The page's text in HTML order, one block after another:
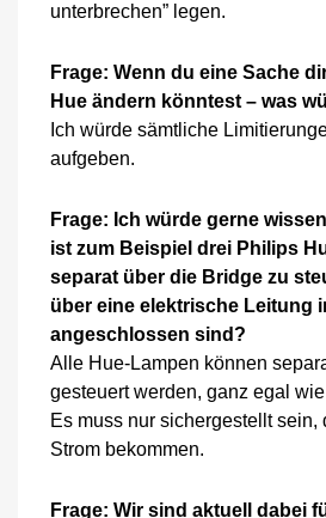
unterbrechen” legen.
Frage: Wenn du eine Sache
Hue ändern könntest – was
Ich würde sämtliche
aufgeben.
Frage: Ich würde gerne
ist zum Beispiel drei Philips
separat über die Bridge zu
über eine elektrische Leitung
angeschlossen sind?
Alle Hue-Lampen können
gesteuert werden, ganz egal
Es muss nur sichergestellt sein,
Strom bekommen.
Frage: Wir sind aktuell dabei